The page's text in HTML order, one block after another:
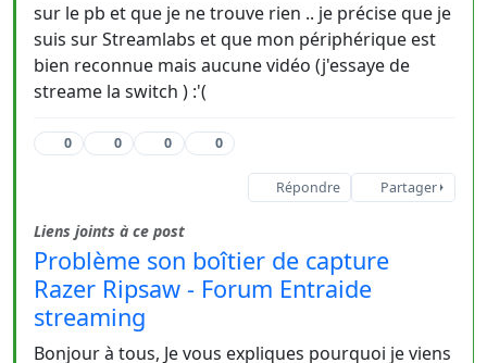
sur le pb et que je ne trouve rien .. je précise que je
suis sur Streamlabs et que mon périphérique est
bien reconnue mais aucune vidéo (j'essaye de
streame la switch ) :'(
0 0 0 0
Répondre Partager
Liens joints à ce post
Problème son boîtier de capture
Razer Ripsaw - Forum Entraide
streaming
Bonjour à tous, Je vous expliques pourquoi je viens